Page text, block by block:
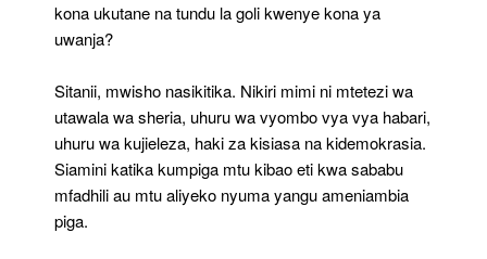
kona ukutane na tundu la goli kwenye kona ya
uwanja?
Sitanii, mwisho nasikitika. Nikiri mimi ni mtetezi wa
utawala wa sheria, uhuru wa vyombo vya vya habari,
uhuru wa kujieleza, haki za kisiasa na kidemokrasia.
Siamini katika kumpiga mtu kibao eti kwa sababu
mfadhili au mtu aliyeko nyuma yangu ameniambia
piga.